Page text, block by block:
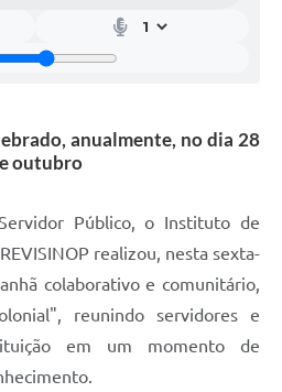
anualmente, no dia 28
outubro
Público, o Instituto de
realizou, nesta sexta-
colaborativo e comunitário,
reunindo servidores e
em um momento de